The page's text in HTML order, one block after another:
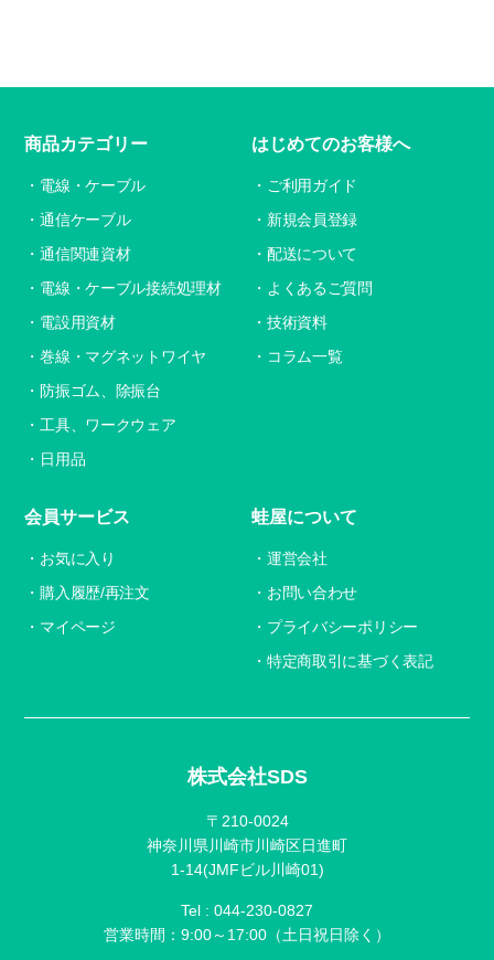
株式会社SDS
〒210-0024
神奈川県川崎市川崎区日進町
1-14(JMFビル川崎01)
Tel : 044-230-0827
営業時間：9:00～17:00（土日祝日除く）
商品カテゴリー
電線・ケーブル
通信ケーブル
通信関連資材
電線・ケーブル接続処理材
電設用資材
巻線・マグネットワイヤ
防振ゴム、除振台
工具、ワークウェア
日用品
はじめてのお客様へ
ご利用ガイド
新規会員登録
配送について
よくあるご質問
技術資料
コラム一覧
会員サービス
お気に入り
購入履歴/再注文
マイページ
蛙屋について
運営会社
お問い合わせ
プライバシーポリシー
特定商取引に基づく表記